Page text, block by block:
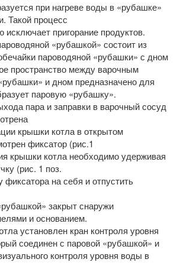
при нагреве воды в «рубашке»
Такой процесс
исключает пригорание продуктов.
«рубашкой» состоит из
пароводяной «рубашки» с дном
пространство между варочным
и дном предназначено для
паровую «рубашку».
пара и заправки в варочный сосуд
крышки котла в открытом
фиксатор (рис.1
крышки котла необходимо удерживая
(рис. 1 поз.
фиксатора на себя и отпустить
закрыт снаружи
и основанием.
установлен кран контроля уровня
соединен с паровой «рубашкой» и
контроля уровня воды в